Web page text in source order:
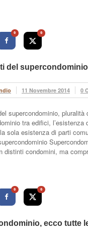
0 0
del supercondominio
11 Novembre 2014 0
supercondominio,
tra edifici,
sola esistenza di parti
distinti condomini, ma
0 0
ecco tutte